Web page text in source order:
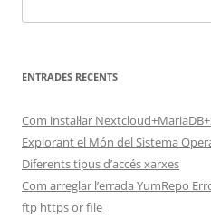
ENTRADES RECENTS
Com instal·lar
Explorant el Món del Sistema
Diferents tipus d’accés xarxes
Com arreglar l’errada YumRepo
ftp https or file